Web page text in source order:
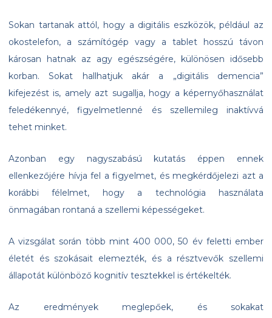
Sokan tartanak attól, hogy a digitális eszközök, például az
okostelefon, a számítógép vagy a tablet hosszú távon
károsan hatnak az agy egészségére, különösen idősebb
korban. Sokat hallhatjuk akár a „digitális demencia”
kifejezést is, amely azt sugallja, hogy a képernyőhasználat
feledékennyé, figyelmetlenné és szellemileg inaktívvá
tehet minket.
Azonban egy nagyszabású kutatás éppen ennek
ellenkezőjére hívja fel a figyelmet, és megkérdőjelezi azt a
korábbi félelmet, hogy a technológia használata
önmagában rontaná a szellemi képességeket.
A vizsgálat során több mint 400 000, 50 év feletti ember
életét és szokásait elemezték, és a résztvevők szellemi
állapotát különböző kognitív tesztekkel is értékelték.
Az eredmények meglepőek, és sokakat